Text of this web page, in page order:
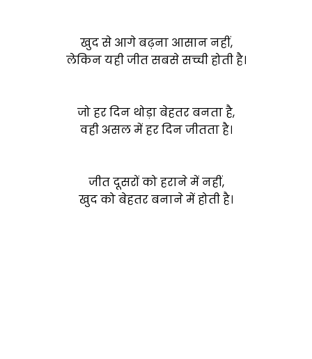
खुद से आगे बढ़ना आसान नहीं,
लेकिन यही जीत सबसे सच्ची होती है।
जो हर दिन थोड़ा बेहतर बनता है,
वही असल में हर दिन जीतता है।
जीत दूसरों को हराने में नहीं,
खुद को बेहतर बनाने में होती है।